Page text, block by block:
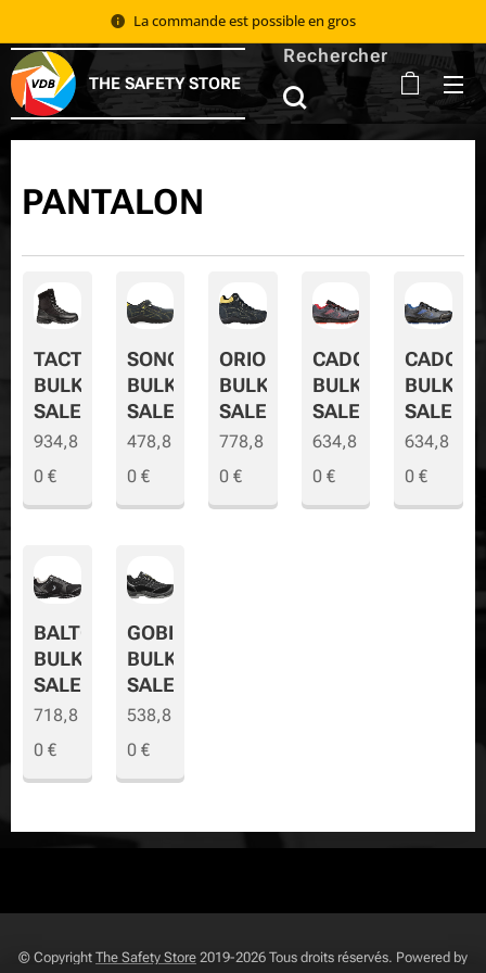
La commande est possible en gros 📦
THE SAFETY STORE
Rechercher
PANTALON
TACTIC
BULK
SALE
934,8
0 €
SONORA
BULK
SALE
478,8
0€
ORION
BULK
SALE
778,8
0 €
CADOR
BULK
SALE
634,8
0€
CADOR-
BULK-
SALE
634,8
0 €
BALTO
BULK
SALE
718,8
0 €
GOBI
BULK
SALE
538,8
0€
© Copyright The Safety Store 2019-2026 Tous droits réservés. Powered by